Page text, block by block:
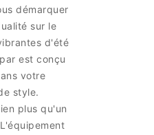
démarquer
sur le
d'été
est conçu
votre
style.
plus qu'un